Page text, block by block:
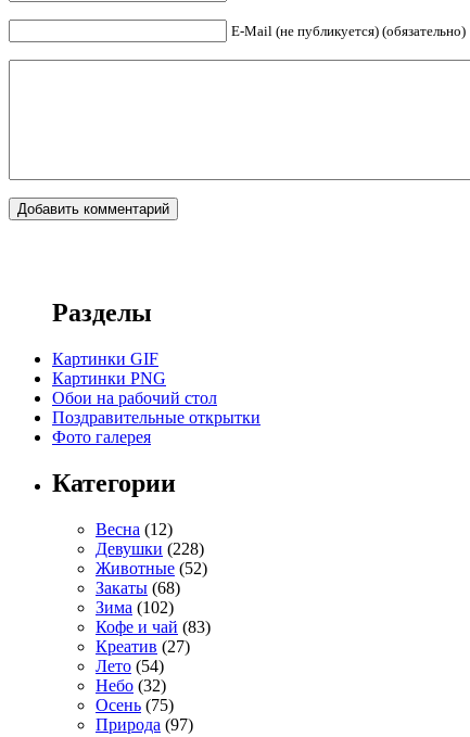
E-Mail (не публикуется) (обязательно)
Разделы
Картинки GIF
Картинки PNG
Обои на рабочий стол
Поздравительные открытки
Фото галерея
Категории
Весна (12)
Девушки (228)
Животные (52)
Закаты (68)
Зима (102)
Кофе и чай (83)
Креатив (27)
Лето (54)
Небо (32)
Осень (75)
Природа (97)